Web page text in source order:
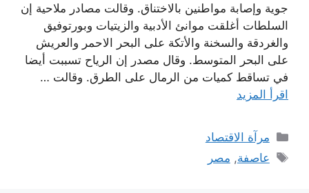
جوية وإصابة مواطنين بالاختناق. وقالت مصادر ملاحية إن
السلطات أغلقت موانئ الأدبية والزيتيات وبورتوفيق
والغردقة والسخنة والأتكة على البحر الاحمر والعريش
على البحر المتوسط. وقال مصدر إن الرياح تسببت أيضا
في تساقط كميات من الرمال على الطرق. وقالت …
اقرأ المزيد
التصنيفات
مرآة الاقتصاد
الوسوم
عاصفة, مصر